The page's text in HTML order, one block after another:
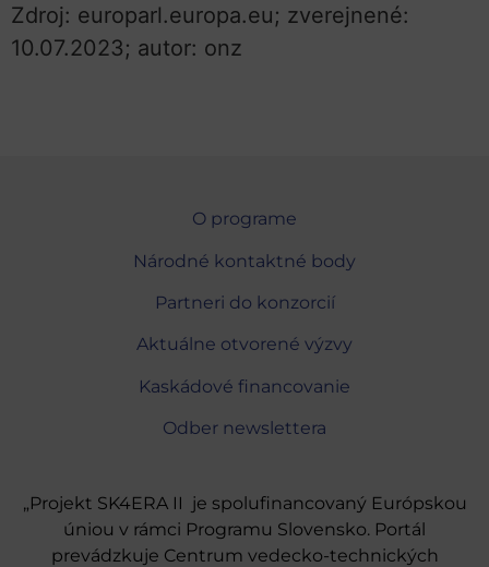
Zdroj: europarl.europa.eu; zverejnené:
10.07.2023; autor: onz
O programe
Národné kontaktné body
Partneri do konzorcií
Aktuálne otvorené výzvy
Kaskádové financovanie
Odber newslettera
„Projekt SK4ERA II je spolufinancovaný Európskou
úniou v rámci Programu Slovensko. Portál
prevádzkuje Centrum vedecko-technických